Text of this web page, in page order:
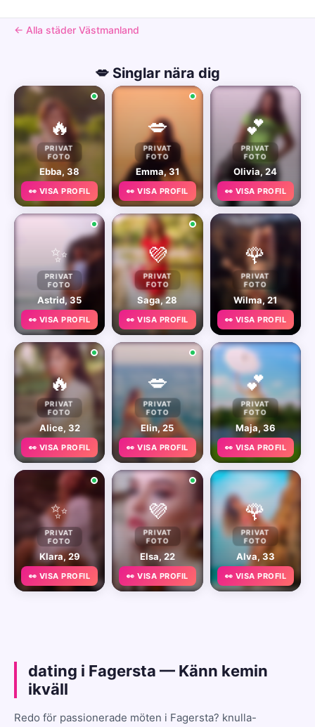
← Alla städer Västmanland
💋 Singlar nära dig
🔥
PRIVAT
FOTO
Ebba, 38
👀 VISA PROFIL
💋
PRIVAT
FOTO
Emma, 31
👀 VISA PROFIL
💕
PRIVAT
FOTO
Olivia, 24
👀 VISA PROFIL
✨
PRIVAT
FOTO
Astrid, 35
👀 VISA PROFIL
💜
PRIVAT
FOTO
Saga, 28
👀 VISA PROFIL
🌹
PRIVAT
FOTO
Wilma, 21
👀 VISA PROFIL
🔥
PRIVAT
FOTO
Alice, 32
👀 VISA PROFIL
💋
PRIVAT
FOTO
Elin, 25
👀 VISA PROFIL
💕
PRIVAT
FOTO
Maja, 36
👀 VISA PROFIL
✨
PRIVAT
FOTO
Klara, 29
👀 VISA PROFIL
💜
PRIVAT
FOTO
Elsa, 22
👀 VISA PROFIL
🌹
PRIVAT
FOTO
Alva, 33
👀 VISA PROFIL
dating i Fagersta — Känn kemin
ikväll
Redo för passionerade möten i Fagersta? knulla-